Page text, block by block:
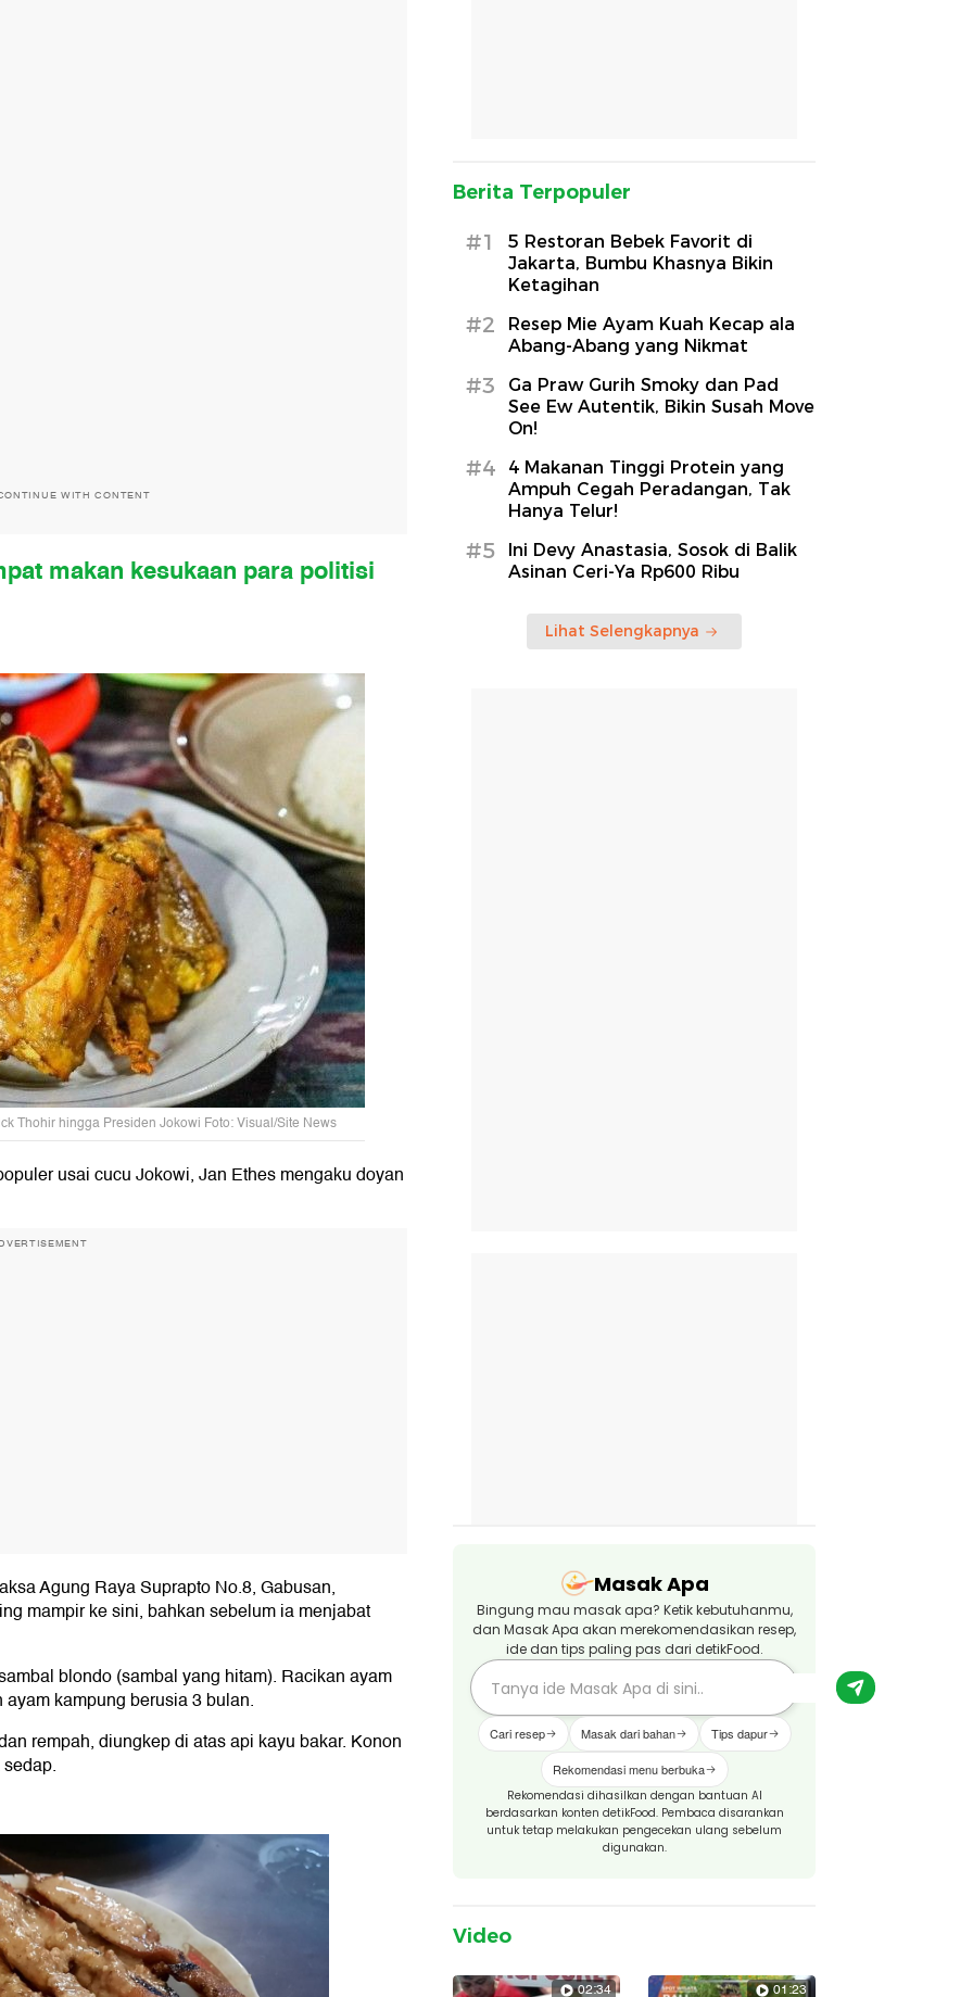
WITH CONTENT
makan kesukaan para politisi
Thohir hingga Presiden Jokowi Foto: Visual/Site News
usai cucu Jokowi, Jan Ethes mengaku doyan
Agung Raya Suprapto No.8, Gabusan,
mampir ke sini, bahkan sebelum ia menjabat
blondo (sambal yang hitam). Racikan ayam
kampung berusia 3 bulan.
rempah, diungkep di atas api kayu bakar. Konon
Berita Terpopuler
#1
5 Restoran Bebek Favorit di
Jakarta, Bumbu Khasnya Bikin
Ketagihan
#2
Resep Mie Ayam Kuah Kecap ala
Abang-Abang yang Nikmat
#3
Ga Praw Gurih Smoky dan Pad
See Ew Autentik, Bikin Susah Move
On!
#4
4 Makanan Tinggi Protein yang
Ampuh Cegah Peradangan, Tak
Hanya Telur!
#5
Ini Devy Anastasia, Sosok di Balik
Asinan Ceri-Ya Rp600 Ribu
Lihat Selengkapnya
Masak Apa
Bingung mau masak apa? Ketik kebutuhanmu,
dan Masak Apa akan merekomendasikan resep,
ide dan tips paling pas dari detikFood.
Cari resep Masak dari bahan Tips dapur
Rekomendasi menu berbuka
Rekomendasi dihasilkan dengan bantuan AI
berdasarkan konten detikFood. Pembaca disarankan
untuk tetap melakukan pengecekan ulang sebelum
digunakan.
Video
02:34 01:23